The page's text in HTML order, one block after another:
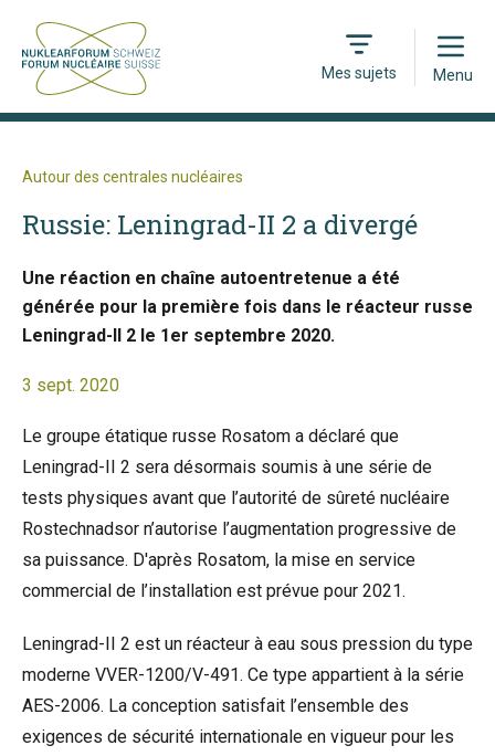
Mes sujets
Open
Menu
Autour des centrales nucléaires
Russie: Leningrad-II 2 a divergé
Une réaction en chaîne autoentretenue a été
générée pour la première fois dans le réacteur russe
Leningrad-II 2 le 1er septembre 2020.
3 sept. 2020
Le groupe étatique russe Rosatom a déclaré que
Leningrad-II 2 sera désormais soumis à une série de
tests physiques avant que l’autorité de sûreté nucléaire
Rostechnadsor n’autorise l’augmentation progressive de
sa puissance. D'après Rosatom, la mise en service
commercial de l’installation est prévue pour 2021.
Leningrad-II 2 est un réacteur à eau sous pression du type
moderne VVER-1200/V-491. Ce type appartient à la série
AES-2006. La conception satisfait l’ensemble des
exigences de sécurité internationale en vigueur pour les